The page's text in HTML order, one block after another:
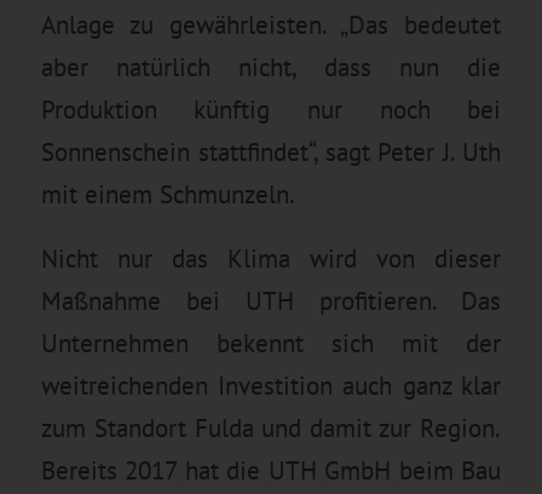
Anlage zu gewährleisten. „Das bedeutet
aber natürlich nicht, dass nun die
Produktion künftig nur noch bei
Sonnenschein stattfindet“, sagt Peter J. Uth
mit einem Schmunzeln.
Nicht nur das Klima wird von dieser
Maßnahme bei UTH profitieren. Das
Unternehmen bekennt sich mit der
weitreichenden Investition auch ganz klar
zum Standort Fulda und damit zur Region.
Bereits 2017 hat die UTH GmbH beim Bau